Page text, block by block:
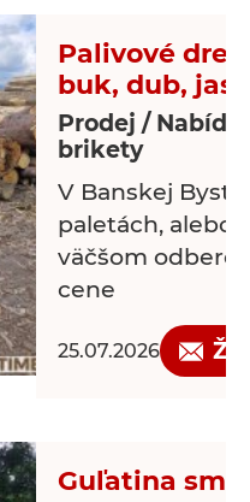
Palivové
buk, dub,
Prodej /
brikety
V Banskej
paletách, alebo
väčšom odbere
cene
25.07.2026
Guľatina